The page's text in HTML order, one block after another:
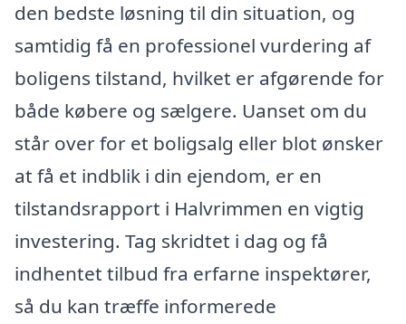
den bedste løsning til din situation, og
samtidig få en professionel vurdering af
boligens tilstand, hvilket er afgørende for
både købere og sælgere. Uanset om du
står over for et boligsalg eller blot ønsker
at få et indblik i din ejendom, er en
tilstandsrapport i Halvrimmen en vigtig
investering. Tag skridtet i dag og få
indhentet tilbud fra erfarne inspektører,
så du kan træffe informerede